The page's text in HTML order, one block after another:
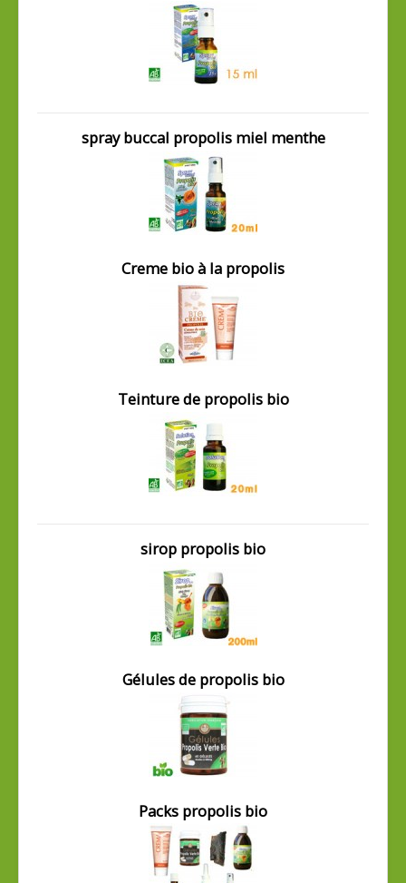
spray buccal propolis miel menthe
Creme bio à la propolis
Teinture de propolis bio
sirop propolis bio
Gélules de propolis bio
Packs propolis bio